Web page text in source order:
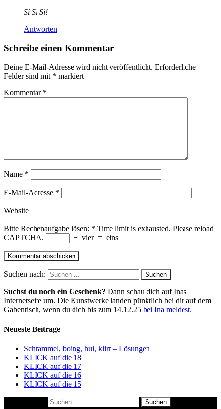
Si Si Si!
Antworten
Schreibe einen Kommentar
Deine E-Mail-Adresse wird nicht veröffentlicht. Erforderliche
Felder sind mit * markiert
Kommentar *
Name *
E-Mail-Adresse *
Website
Bitte Rechenaufgabe lösen: * Time limit is exhausted. Please reload
CAPTCHA.
− vier = eins
Suchen nach:
Suchst du noch ein Geschenk? Dann schau dich auf Inas
Internetseite um. Die Kunstwerke landen pünktlich bei dir auf dem
Gabentisch, wenn du dich bis zum 14.12.25 bei Ina meldest.
Neueste Beiträge
Schrammel, boing, hui, klirr – Lösungen
KLICK auf die 18
KLICK auf die 17
KLICK auf die 16
KLICK auf die 15